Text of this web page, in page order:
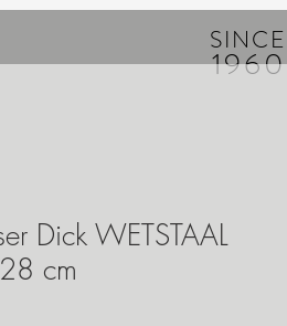
SINCE
1960
Dick WETSTAAL
cm